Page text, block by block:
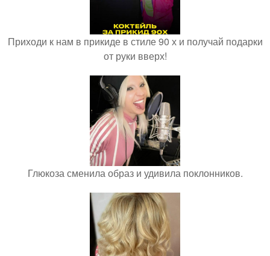
Приходи к нам в прикиде в стиле 90 х и получай подарки
от руки вверх!
Глюкоза сменила образ и удивила поклонников.